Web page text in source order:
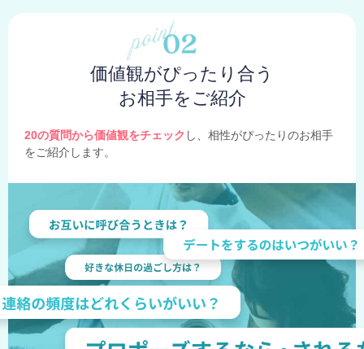
価値観がぴったり合う
お相手をご紹介
20の質問から価値観をチェック し、相性がぴったりのお相手
をご紹介します。